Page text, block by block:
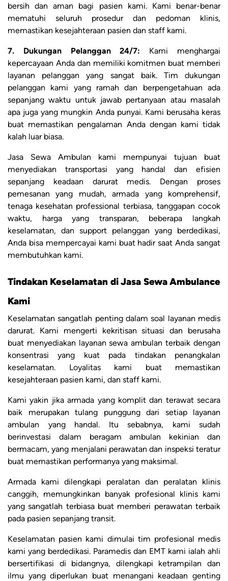
bersih dan aman bagi pasien kami. Kami benar-benar
mematuhi seluruh prosedur dan pedoman klinis,
memastikan kesejahteraan pasien dan staff kami.
7. Dukungan Pelanggan 24/7: Kami menghargai
kepercayaan Anda dan memiliki komitmen buat memberi
layanan pelanggan yang sangat baik. Tim dukungan
pelanggan kami yang ramah dan berpengetahuan ada
sepanjang waktu untuk jawab pertanyaan atau masalah
apa juga yang mungkin Anda punyai. Kami berusaha keras
buat memastikan pengalaman Anda dengan kami tidak
kalah luar biasa.
Jasa Sewa Ambulan kami mempunyai tujuan buat
menyediakan transportasi yang handal dan efisien
sepanjang keadaan darurat medis. Dengan proses
pemesanan yang mudah, armada yang komprehensif,
tenaga kesehatan professional terbiasa, tanggapan cocok
waktu, harga yang transparan, beberapa langkah
keselamatan, dan support pelanggan yang berdedikasi,
Anda bisa mempercayai kami buat hadir saat Anda sangat
membutuhkan kami.
Tindakan Keselamatan di Jasa Sewa Ambulance
Kami
Keselamatan sangatlah penting dalam soal layanan medis
darurat. Kami mengerti kekritisan situasi dan berusaha
buat menyediakan layanan sewa ambulan terbaik dengan
konsentrasi yang kuat pada tindakan penangkalan
keselamatan. Loyalitas kami buat memastikan
kesejahteraan pasien kami, dan staff kami.
Kami yakin jika armada yang komplit dan terawat secara
baik merupakan tulang punggung dari setiap layanan
ambulan yang handal. Itu sebabnya, kami sudah
berinvestasi dalam beragam ambulan kekinian dan
bermacam, yang menjalani perawatan dan inspeksi teratur
buat memastikan performanya yang maksimal.
Armada kami dilengkapi peralatan dan peralatan klinis
canggih, memungkinkan banyak profesional klinis kami
yang sangatlah terbiasa buat memberi perawatan terbaik
pada pasien sepanjang transit.
Keselamatan pasien kami dimulai tim profesional medis
kami yang berdedikasi. Paramedis dan EMT kami ialah ahli
bersertifikasi di bidangnya, dilengkapi ketrampilan dan
ilmu yang diperlukan buat menangani keadaan genting